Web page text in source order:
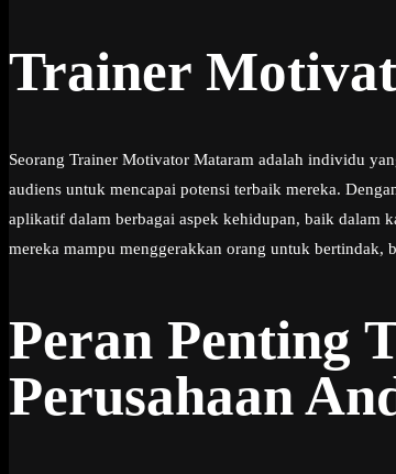
Trainer
Seorang Trainer Motivator Mataram adalah individu
audiens untuk mencapai potensi terbaik mereka.
aplikatif dalam berbagai aspek kehidupan, baik dalam
mereka mampu menggerakkan orang untuk bertindak,
Peran Penting
Perusahaan